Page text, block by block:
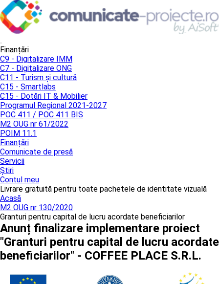
Finanțări
C9 - Digitalizare IMM
C7 - Digitalizare ONG
C11 - Turism și cultură
C15 - Smartlabs
C15 - Dotări IT & Mobilier
Programul Regional 2021-2027
POC 411 / POC 411 BIS
M2 OUG nr 61/2022
POIM 11.1
Finanțări
Comunicate de presă
Servicii
Știri
Contul meu
Livrare gratuită pentru toate pachetele de identitate vizuală
Acasă
M2 OUG nr 130/2020
Granturi pentru capital de lucru acordate beneficiarilor
Anunț finalizare implementare proiect
"Granturi pentru capital de lucru acordate
beneficiarilor" - COFFEE PLACE S.R.L.